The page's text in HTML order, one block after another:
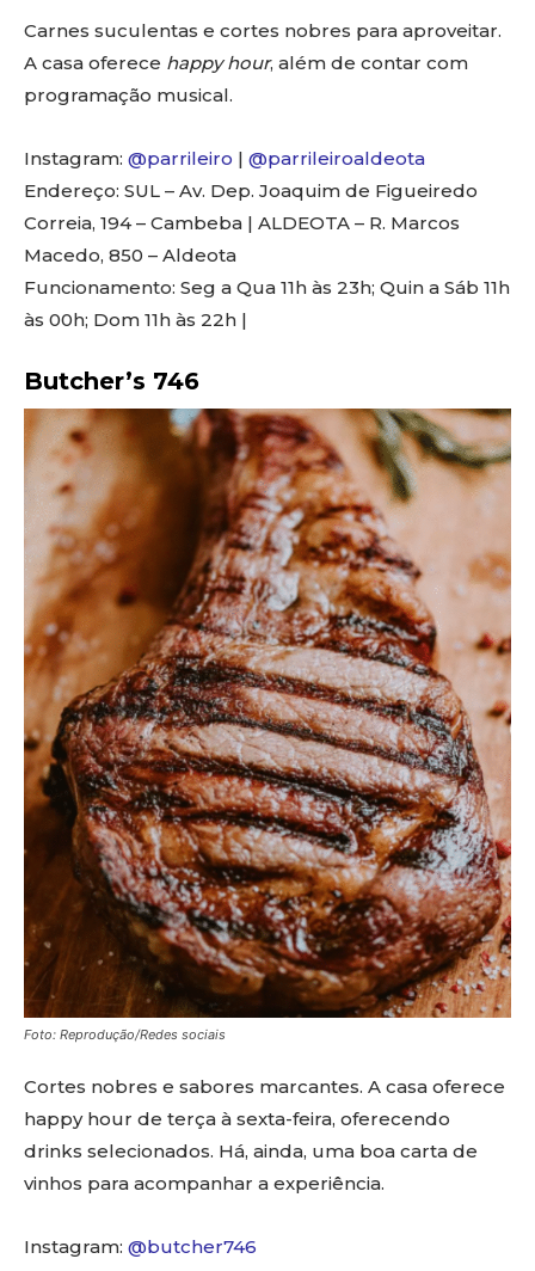
Carnes suculentas e cortes nobres para aproveitar.
A casa oferece happy hour, além de contar com
programação musical.
Instagram: @parrileiro | @parrileiroaldeota
Endereço: SUL – Av. Dep. Joaquim de Figueiredo
Correia, 194 – Cambeba | ALDEOTA – R. Marcos
Macedo, 850 – Aldeota
Funcionamento: Seg a Qua 11h às 23h; Quin a Sáb 11h
às 00h; Dom 11h às 22h |
Butcher’s 746
Foto: Reprodução/Redes sociais
Cortes nobres e sabores marcantes. A casa oferece
happy hour de terça à sexta-feira, oferecendo
drinks selecionados. Há, ainda, uma boa carta de
vinhos para acompanhar a experiência.
Instagram: @butcher746